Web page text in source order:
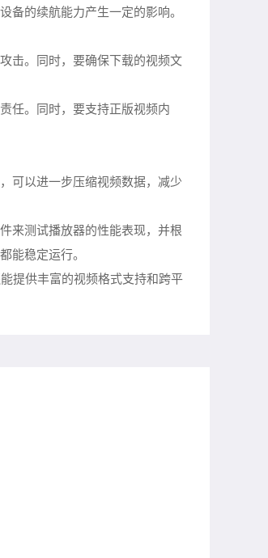
备的续航能力产生一定的影响。
击。同时，要确保下载的视频文
任。同时，要支持正版视频内
可以进一步压缩视频数据，减少
来测试播放器的性能表现，并根
能稳定运行。
提供丰富的视频格式支持和跨平